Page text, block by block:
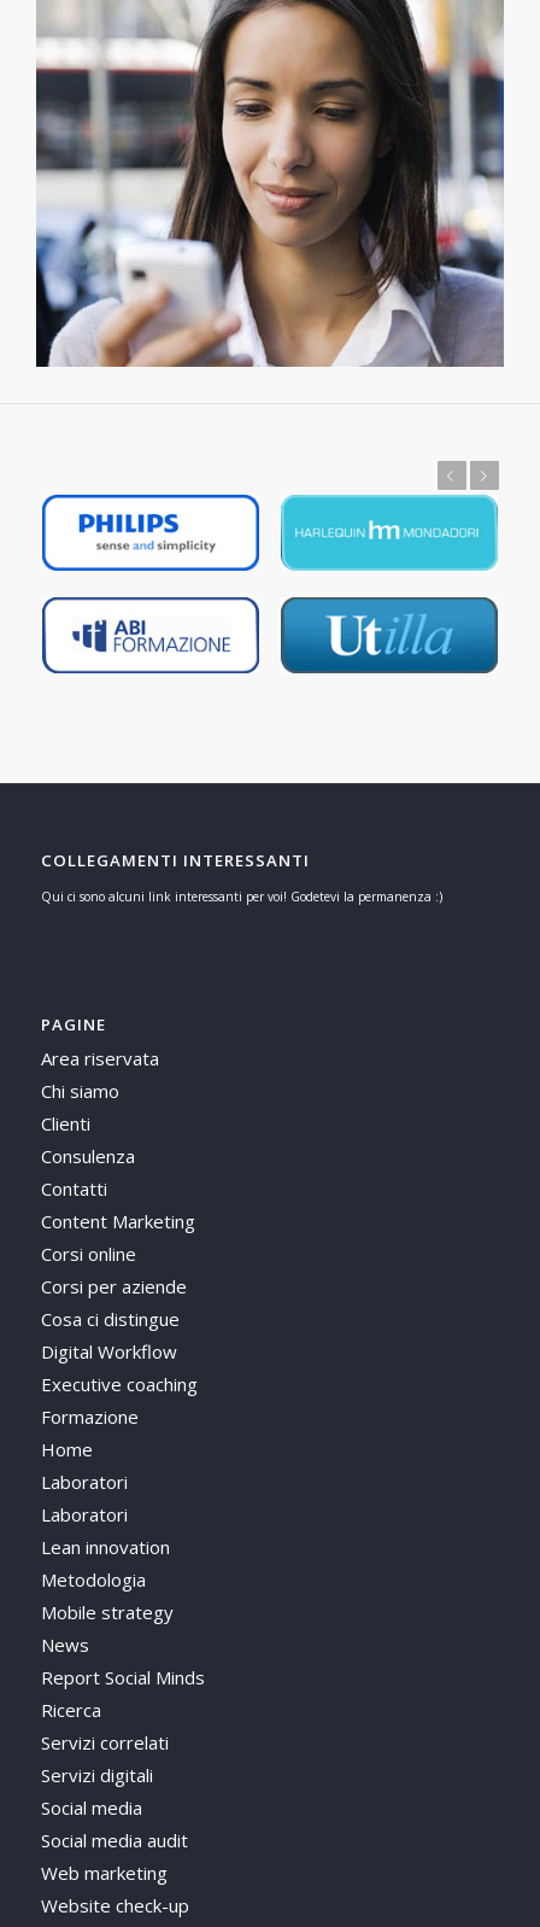
Mobile Strategy
slogan
COLLEGAMENTI INTERESSANTI
Qui ci sono alcuni link interessanti per voi! Godetevi la permanenza :)
PAGINE
Area riservata
Chi siamo
Clienti
Consulenza
Contatti
Content Marketing
Corsi online
Corsi per aziende
Cosa ci distingue
Digital Workflow
Executive coaching
Formazione
Home
Laboratori
Laboratori
Lean innovation
Metodologia
Mobile strategy
News
Report Social Minds
Ricerca
Servizi correlati
Servizi digitali
Social media
Social media audit
Web marketing
Website check-up